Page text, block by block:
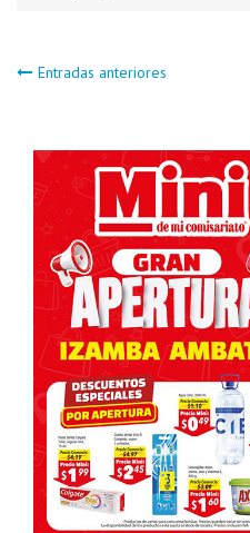
Navegación
de
entradas
Entradas anteriores